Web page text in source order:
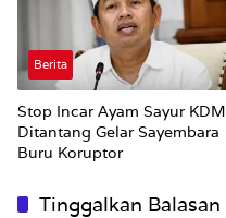
Berita
Stop Incar Ayam Sayur KDM
Ditantang Gelar Sayembara
Buru Koruptor
Tinggalkan Balasan